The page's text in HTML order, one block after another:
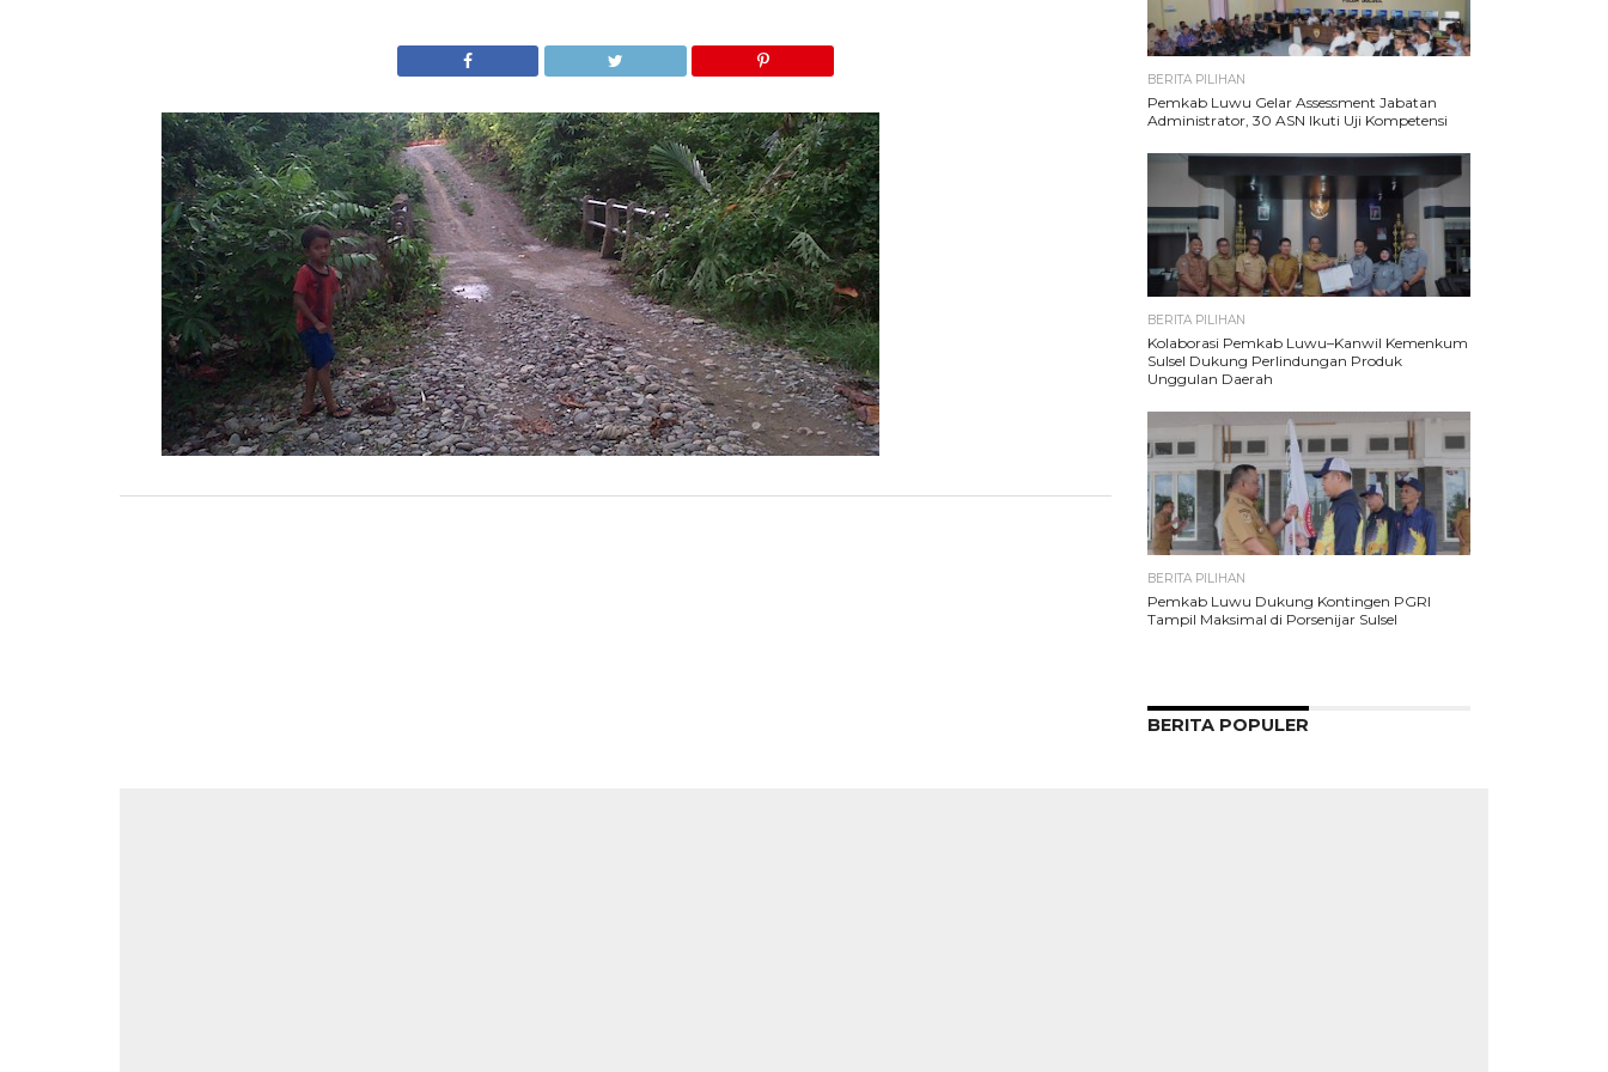
BERITA PILIHAN
Pemkab Luwu Gelar Assessment Jabatan
Administrator, 30 ASN Ikuti Uji Kompetensi
BERITA PILIHAN
Kolaborasi Pemkab Luwu–Kanwil Kemenkum
Sulsel Dukung Perlindungan Produk
Unggulan Daerah
BERITA PILIHAN
Pemkab Luwu Dukung Kontingen PGRI
Tampil Maksimal di Porsenijar Sulsel
BERITA POPULER